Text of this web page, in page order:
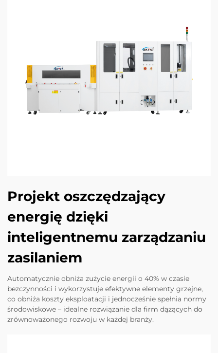
Projekt oszczędzający
energię dzięki
inteligentnemu zarządzaniu
zasilaniem
Automatycznie obniża zużycie energii o 40% w czasie
bezczynności i wykorzystuje efektywne elementy grzejne,
co obniża koszty eksploatacji i jednocześnie spełnia normy
środowiskowe – idealne rozwiązanie dla firm dążących do
zrównoważonego rozwoju w każdej branży.